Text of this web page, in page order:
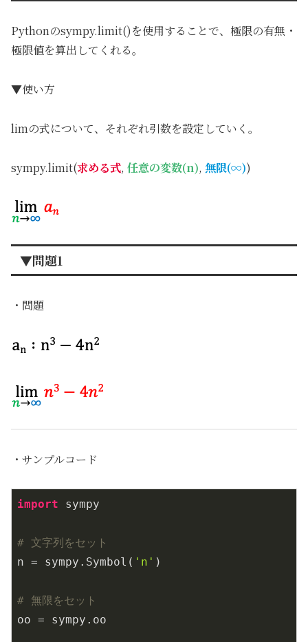
Pythonのsympy.limit()を使用することで、極限の有無・
極限値を算出してくれる。
▼使い方
limの式について、それぞれ引数を設定していく。
sympy.limit(求める式, 任意の変数(n), 無限(∞))
▼問題1
・問題
・サンプルコード
import sympy
# 文字列をセット
n = sympy.Symbol( 'n' )
# 無限をセット
oo = sympy.oo